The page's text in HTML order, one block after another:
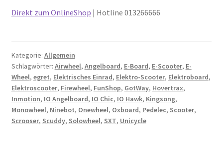
Direkt zum OnlineShop | Hotline 013266666
Kategorie: Allgemein
Schlagwörter: Airwheel, Angelboard, E-Board, E-Scooter, E-
Wheel, egret, Elektrisches Einrad, Elektro-Scooter, Elektroboard,
Elektroscooter, Firewheel, FunShop, GotWay, Hovertrax,
Inmotion, IO Angelboard, IO Chic, IO Hawk, Kingsong,
Monowheel, Ninebot, Onewheel, Oxboard, Pedelec, Scooter,
Scrooser, Scuddy, Solowheel, SXT, Unicycle